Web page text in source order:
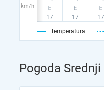
km/h
Temperatura
Pogoda